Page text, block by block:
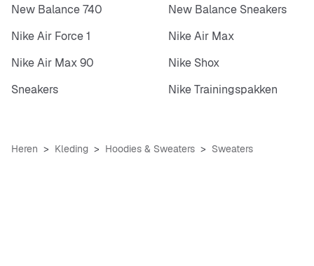
New Balance 740
New Balance Sneakers
Nike Air Force 1
Nike Air Max
Nike Air Max 90
Nike Shox
Sneakers
Nike Trainingspakken
Heren Kleding Hoodies & Sweaters Sweaters